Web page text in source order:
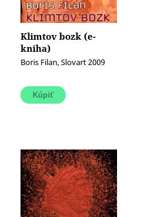
Klimtov bozk (e-
kniha)
Boris Filan, Slovart 2009